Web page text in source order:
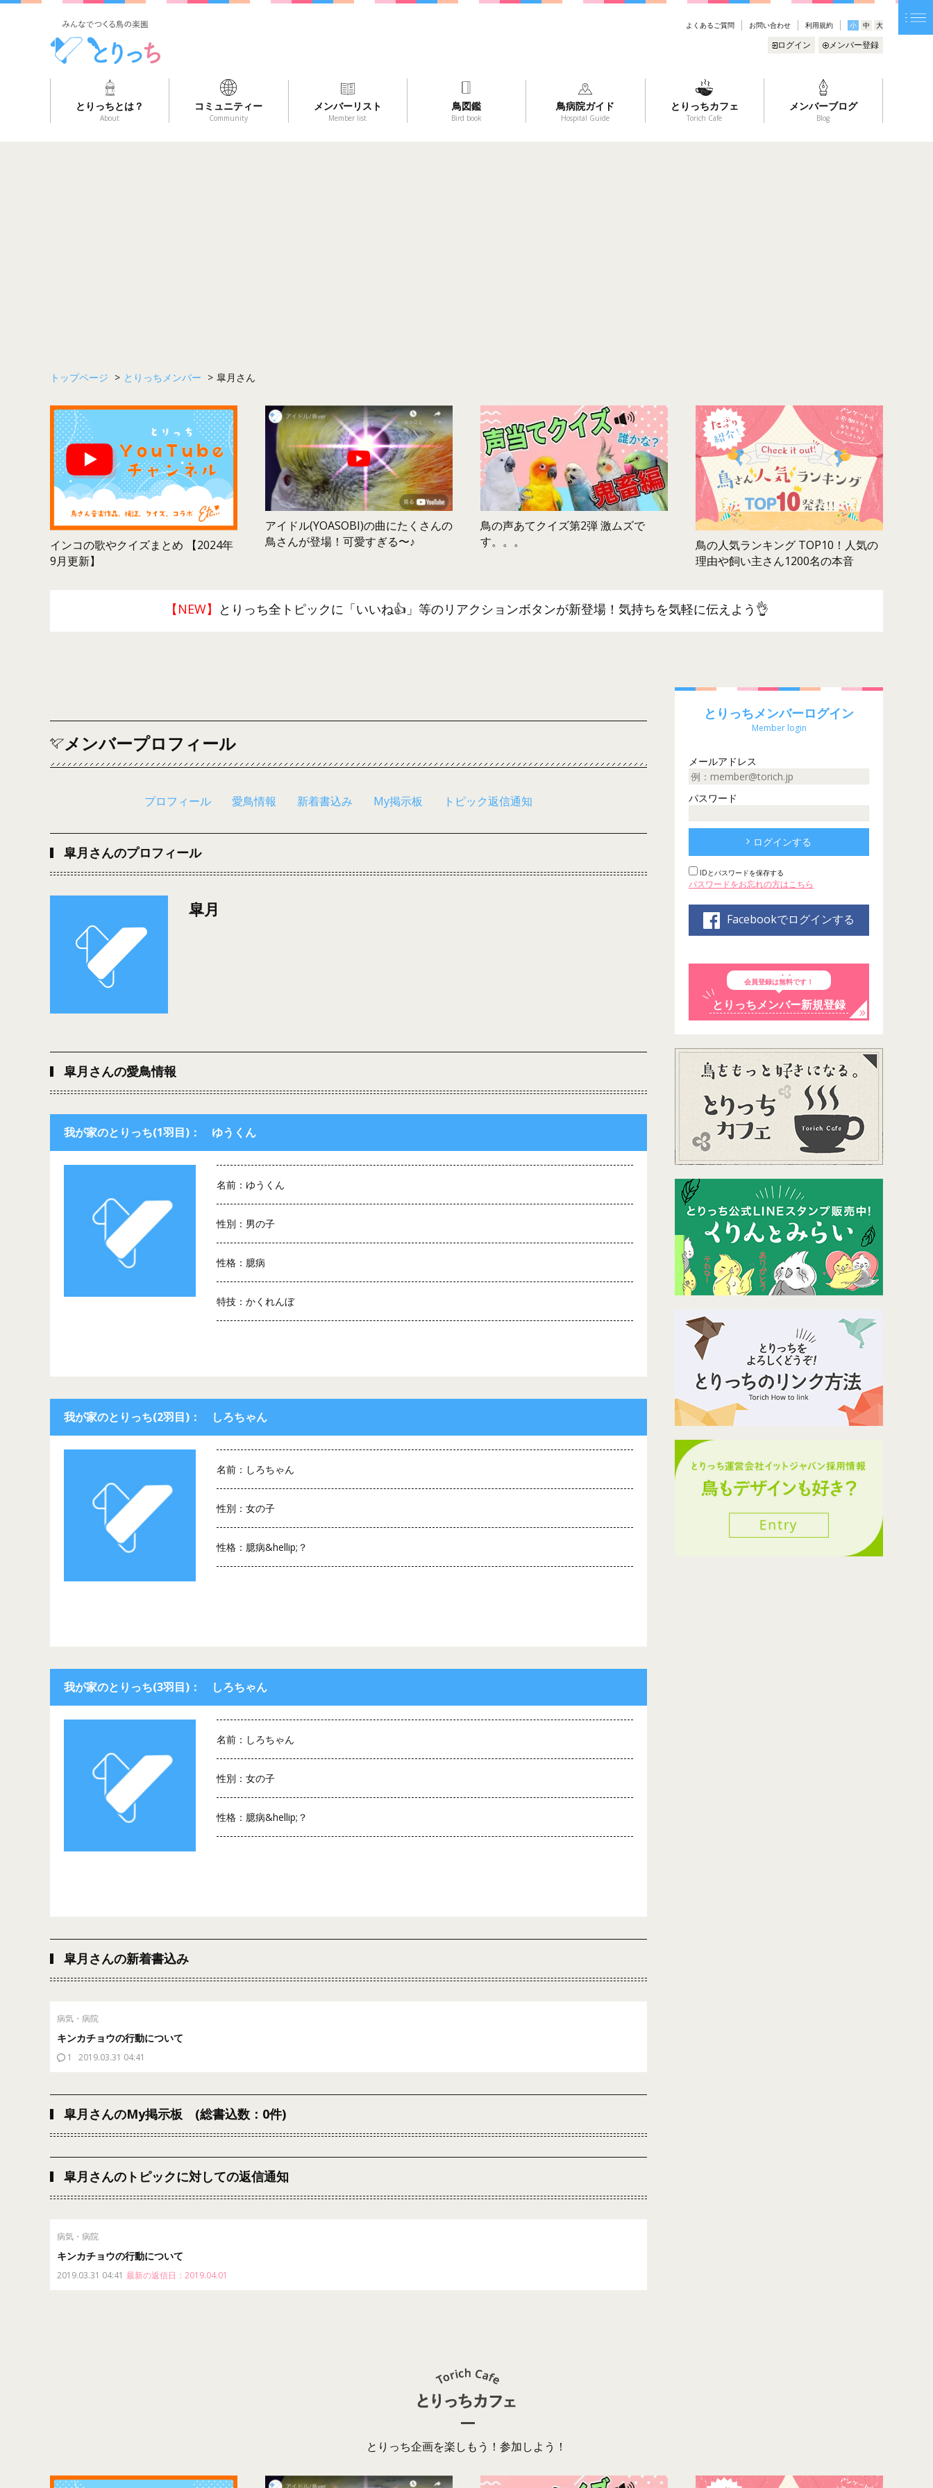
よくあるご質問 お問い合わせ 利用規約 小 中 大
ログイン メンバー登録
とりっちとは？
About
コミュニティー
Community
メンバーリスト
Member list
鳥図鑑
Bird book
鳥病院ガイド
Hospital Guide
とりっちカフェ
Torich Cafe
メンバーブログ
Blog
トップページ > とりっちメンバー > 皐月さん
インコの歌やクイズまとめ 【2024年
9月更新】
アイドル(YOASOBI)の曲にたくさんの
鳥さんが登場！可愛すぎる〜♪
鳥の声あてクイズ第2弾 激ムズで
す。。。
鳥の人気ランキング TOP10！人気の
理由や飼い主さん1200名の本音
【NEW】 とりっち全トピックに「いいね👍」等のリアクションボタンが新登場！気持ちを気軽に伝えよう👌
メンバープロフィール
プロフィール 愛鳥情報 新着書込み My掲示板 トピック返信通知
皐月さんのプロフィール
皐月
皐月さんの愛鳥情報
我が家のとりっち(1羽目)： ゆうくん
名前：ゆうくん
性別：男の子
性格：臆病
特技：かくれんぼ
我が家のとりっち(2羽目)： しろちゃん
名前：しろちゃん
性別：女の子
性格：臆病&hellip;？
我が家のとりっち(3羽目)： しろちゃん
名前：しろちゃん
性別：女の子
性格：臆病&hellip;？
皐月さんの新着書込み
病気・病院
キンカチョウの行動について
1 2019.03.31 04:41
皐月さんのMy掲示板 (総書込数：0件)
皐月さんのトピックに対しての返信通知
病気・病院
キンカチョウの行動について
2019.03.31 04:41 最新の返信日：2019.04.01
とりっちメンバーログイン
Member login
メールアドレス
パスワード
ログインする
IDとパスワードを保存する
パスワードをお忘れの方はこちら
Facebookでログインする
会員登録は無料です！
とりっちメンバー新規登録
とりっち企画を楽しもう！参加しよう！